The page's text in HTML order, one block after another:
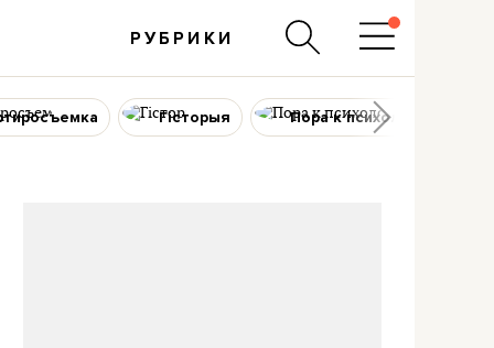
РУБРИКИ
Гісторыя Пора к психологу